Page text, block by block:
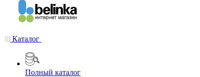
Каталог
Полный каталог